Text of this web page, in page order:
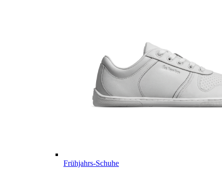
Frühjahrs-Schuhe